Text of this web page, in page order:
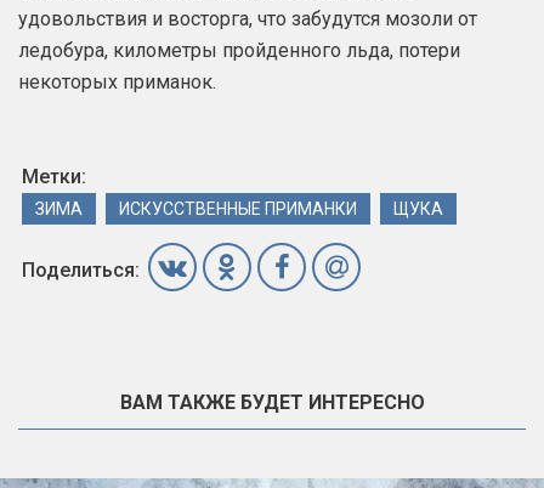
удовольствия и восторга, что забудутся мозоли от
ледобура, километры пройденного льда, потери
некоторых приманок.
Метки:
ЗИМА ИСКУССТВЕННЫЕ ПРИМАНКИ ЩУКА
Поделиться:
ВАМ ТАКЖЕ БУДЕТ ИНТЕРЕСНО